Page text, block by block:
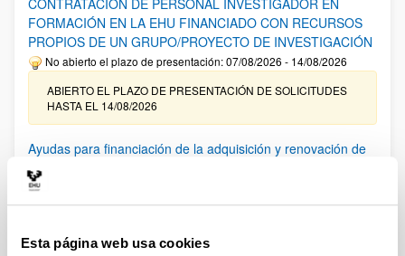
Esta página web usa cookies
FORMACIÓN EN LA EHU FINANCIADO CON RECURSOS
PROPIOS DE UN GRUPO/PROYECTO DE INVESTIGACIÓN
No abierto el plazo de presentación: 07/08/2026 - 14/08/2026
ABIERTO EL PLAZO DE PRESENTACIÓN DE SOLICITUDES
HASTA EL 14/08/2026
Ayudas para financiación de la adquisición y renovación de
infraestructura científica y fondos bibliográficos en la
UPV/EHU 2026
Trámite abierto
25/03/2026: Corrección de errores del listado provisional de
solicitudes admitidas y excluidas. 23/03/2026: Relación